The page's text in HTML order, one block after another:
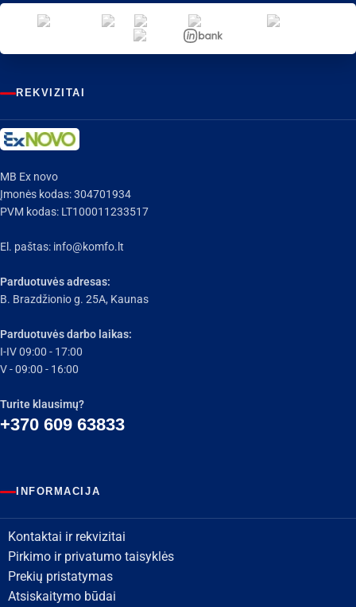
REKVIZITAI
MB Ex novo
Įmonės kodas: 304701934
PVM kodas: LT100011233517
El. paštas: info@komfo.lt
Parduotuvės adresas:
B. Brazdžionio g. 25A, Kaunas
Parduotuvės darbo laikas:
I-IV 09:00 - 17:00
V - 09:00 - 16:00
Turite klausimų?
+370 609 63833
INFORMACIJA
Kontaktai ir rekvizitai
Pirkimo ir privatumo taisyklės
Prekių pristatymas
Atsiskaitymo būdai